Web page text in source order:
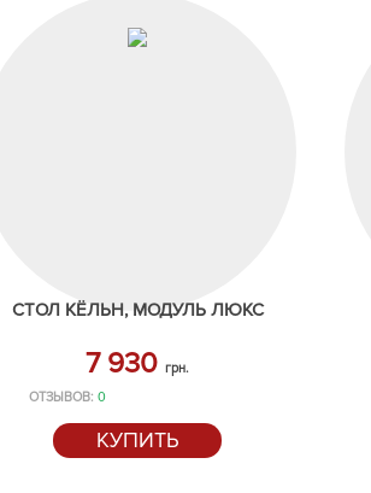
СТОЛ КЁЛЬН, МОДУЛЬ ЛЮКС
7 930 грн.
ОТЗЫВОВ: 0
КУПИТЬ